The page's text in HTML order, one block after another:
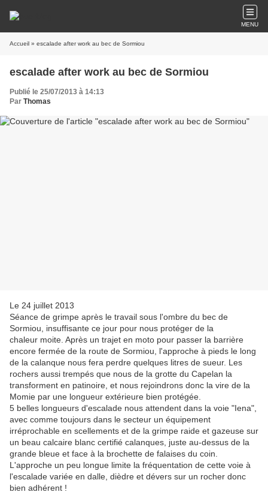
MENU
Accueil » escalade after work au bec de Sormiou
escalade after work au bec de Sormiou
Publié le 25/07/2013 à 14:13
Par Thomas
Le 24 juillet 2013
Séance de grimpe après le travail sous l'ombre du bec de
Sormiou, insuffisante ce jour pour nous protéger de la
chaleur moite. Après un trajet en moto pour passer la barrière
encore fermée de la route de Sormiou, l'approche à pieds le long
de la calanque nous fera perdre quelques litres de sueur. Les
rochers aussi trempés que nous de la grotte du Capelan la
transforment en patinoire, et nous rejoindrons donc la vire de la
Momie par une longueur extérieure bien protégée.
5 belles longueurs d'escalade nous attendent dans la voie "Iena",
avec comme toujours dans le secteur un équipement
irréprochable en scellements et de la grimpe raide et gazeuse sur
un beau calcaire blanc certifié calanques, juste au-dessus de la
grande bleue et face à la brochette de falaises du coin.
L'approche un peu longue limite la fréquentation de cette voie à
l'escalade variée en dalle, dièdre et dévers sur un rocher donc
bien adhérent !